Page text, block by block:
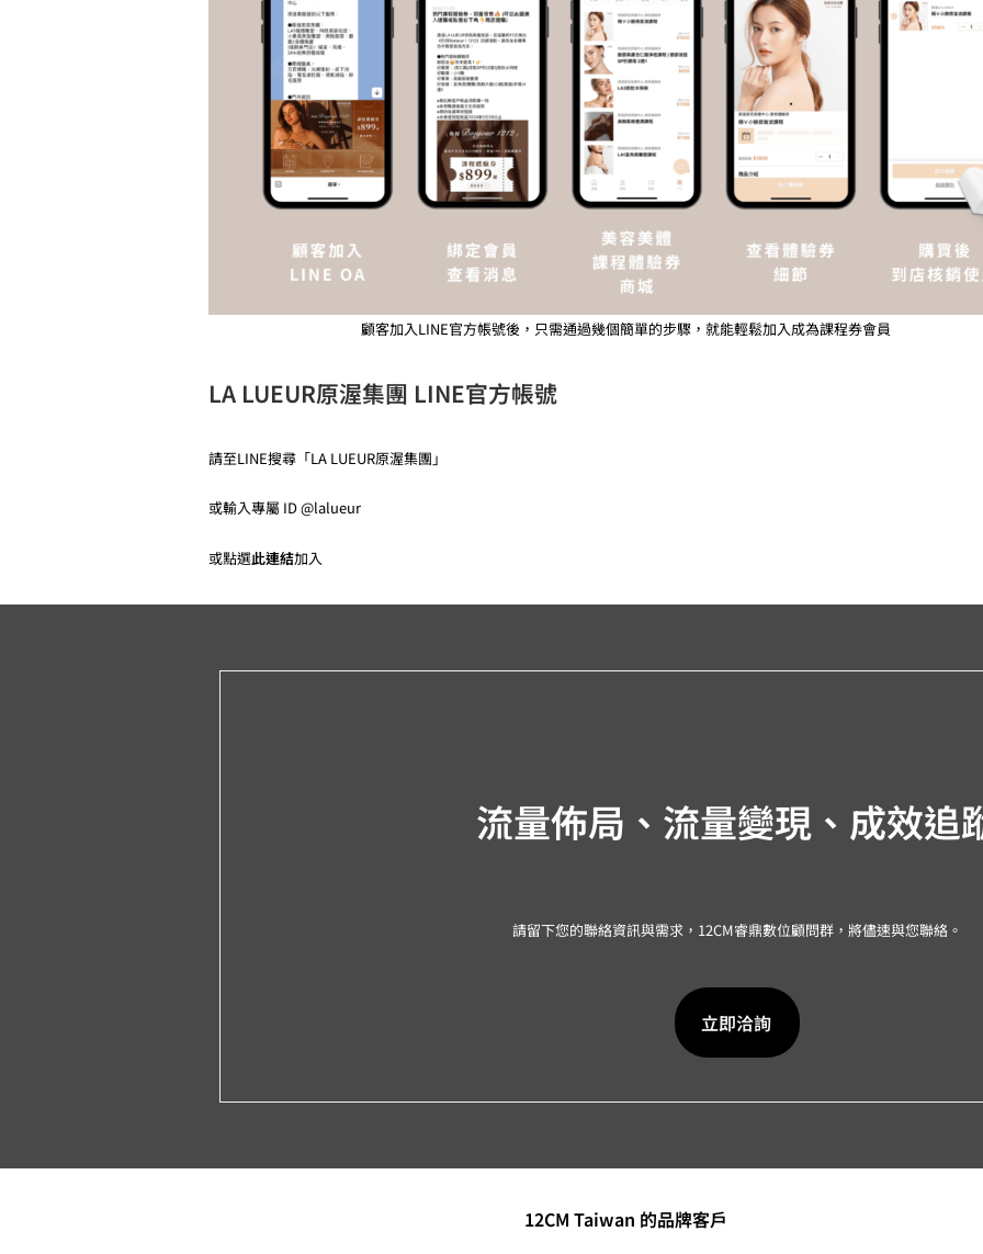
顧客加入LINE官方帳號後，只需通過幾個簡單的步驟，就能輕鬆加入成為課程券會員
LA LUEUR原渥集團 LINE官方帳號
請至LINE搜尋「LA LUEUR原渥集團」
或輸入專屬 ID @lalueur
或點選此連結加入
流量佈局、流量變現、成效追
請留下您的聯絡資訊與需求，12CM睿鼎數位顧問群，將儘速與您聯絡。
立即洽詢
12CM Taiwan 的品牌客戶